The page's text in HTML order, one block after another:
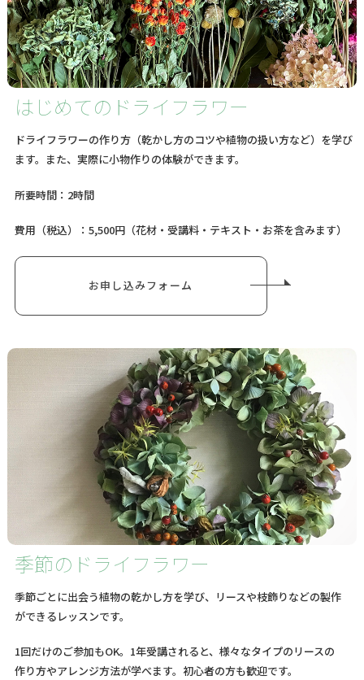
はじめてのドライフラワー
ドライフラワーの作り方（乾かし方のコツや植物の扱い方など）を学び
ます。また、実際に小物作りの体験ができます。
所要時間：2時間
費用（税込）：5,500円（花材・受講料・テキスト・お茶を含みます）
お申し込みフォーム
季節のドライフラワー
季節ごとに出会う植物の乾かし方を学び、リースや枝飾りなどの製作
ができるレッスンです。
1回だけのご参加もOK。1年受講されると、様々なタイプのリースの
作り方やアレンジ方法が学べます。初心者の方も歓迎です。